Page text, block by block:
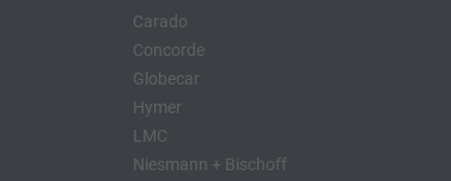
Carado
Concorde
Globecar
Hymer
LMC
Niesmann + Bischoff